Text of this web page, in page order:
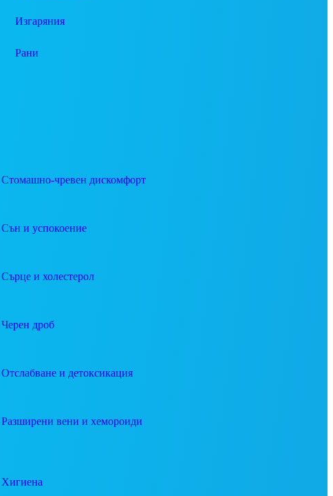
Изгаряния
Рани
Стомашно-чревен дискомфорт
Сън и успокоение
Сърце и холестерол
Черен дроб
Отслабване и детоксикация
Разширени вени и хемороиди
Хигиена